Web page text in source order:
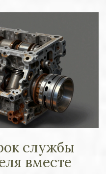
службы
вместе